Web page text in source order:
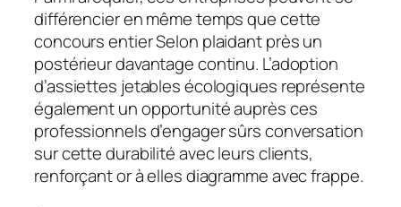
différencier en même temps que cette
concours entier Selon plaidant près un
postérieur davantage continu. L’adoption
d’assiettes jetables écologiques représente
également un opportunité auprès ces
professionnels d’engager sûrs conversation
sur cette durabilité avec leurs clients,
renforçant or à elles diagramme avec frappe.